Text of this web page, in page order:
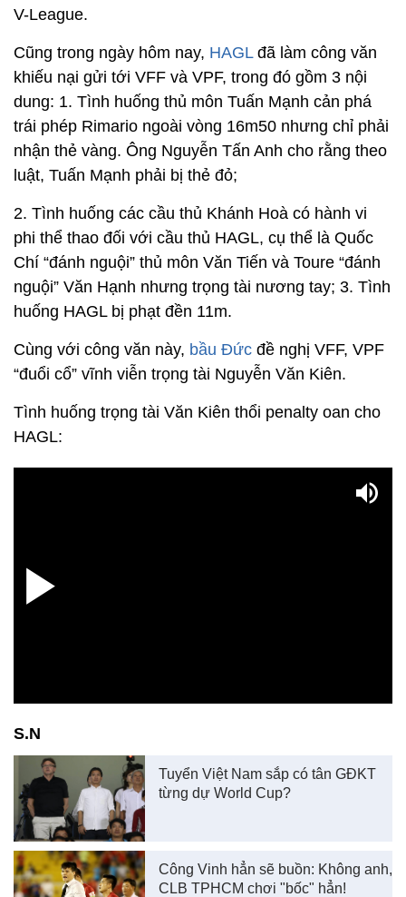
V-League.
Cũng trong ngày hôm nay, HAGLđã làm công văn
khiếu nại gửi tới VFF và VPF, trong đó gồm 3 nội
dung: 1. Tình huống thủ môn Tuấn Mạnh cản phá
trái phép Rimario ngoài vòng 16m50 nhưng chỉ phải
nhận thẻ vàng. Ông Nguyễn Tấn Anh cho rằng theo
luật, Tuấn Mạnh phải bị thẻ đỏ;
2. Tình huống các cầu thủ Khánh Hoà có hành vi
phi thể thao đối với cầu thủ HAGL, cụ thể là Quốc
Chí “đánh nguội” thủ môn Văn Tiến và Toure “đánh
nguội” Văn Hạnh nhưng trọng tài nương tay; 3. Tình
huống HAGL bị phạt đền 11m.
Cùng với công văn này, bầu Đức đề nghị VFF, VPF
“đuổi cổ” vĩnh viễn trọng tài Nguyễn Văn Kiên.
Tình huống trọng tài Văn Kiên thổi penalty oan cho
HAGL:
S.N
Tuyển Việt Nam sắp có tân GĐKT
từng dự World Cup?
Công Vinh hẳn sẽ buồn: Không anh,
CLB TPHCM chơi "bốc" hẳn!